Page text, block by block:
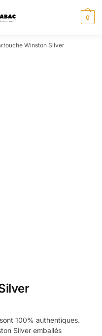
0
Winston Silver
100% authentiques.
Silver emballés